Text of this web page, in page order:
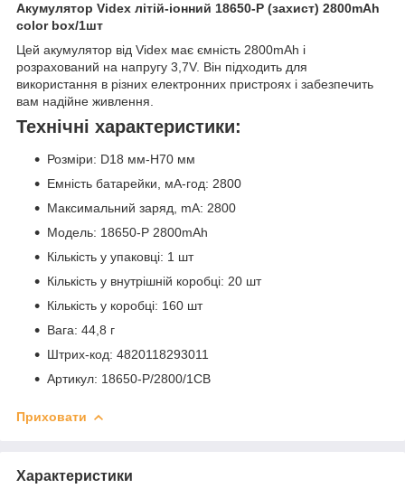
Акумулятор Videx літій-іонний 18650-P (захист) 2800mAh
color box/1шт
Цей акумулятор від Videx має ємність 2800mAh і
розрахований на напругу 3,7V. Він підходить для
використання в різних електронних пристроях і забезпечить
вам надійне живлення.
Технічні характеристики:
Розміри: D18 мм-H70 мм
Емність батарейки, мА-год: 2800
Максимальний заряд, mA: 2800
Модель: 18650-P 2800mAh
Кількість у упаковці: 1 шт
Кількість у внутрішній коробці: 20 шт
Кількість у коробці: 160 шт
Вага: 44,8 г
Штрих-код: 4820118293011
Артикул: 18650-P/2800/1CB
Приховати
Характеристики